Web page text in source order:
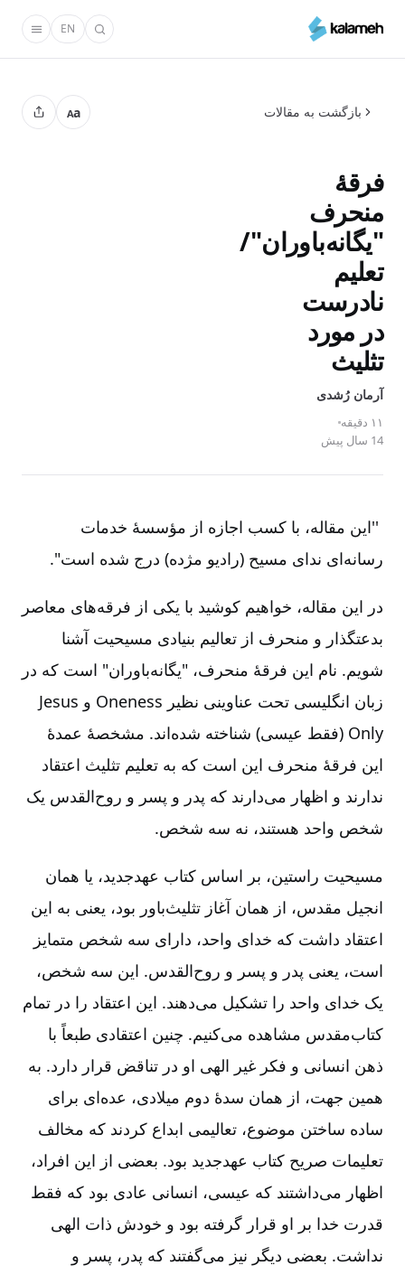
محتوای
EN
بازگشت به مقالات Aa
فرقۀ
منحرف
"يگانه‌‌باوران"/
تعليم
نادرست
در مورد
تثلیث
آرمان رُشدی
۱۱ دقیقه
14 سال پیش
''اين مقاله، با کسب اجازه از مؤسسۀ خدمات
رسانه‌‌ای ندای مسيح (راديو مژده) درج شده است".
در این مقاله، خواهیم کوشید با یکی از فرقه‌‌های معاصر
بدعتگذار و منحرف از تعاليم بنيادی مسيحيت آشنا
شویم. نام این فرقۀ منحرف، "يگانه‌‌باوران" است که در
زبان انگلیسی تحت عناوینی نظیر Oneness و Jesus
Only (فقط عیسی) شناخته شده‌‌اند. مشخصۀ عمدۀ
این فرقۀ منحرف این است که به تعلیم تثلیث اعتقاد
ندارند و اظهار می‌‌دارند که پدر و پسر و روح‌‌القدس یک
شخص واحد هستند، نه سه شخص.
مسیحیت راستین، بر اساس کتاب عهدجدید، یا همان
انجیل مقدس، از همان آغاز تثلیث‌باور بود، یعنی به این
اعتقاد داشت که خدای واحد، دارای سه شخص متمایز
است، یعنی پدر و پسر و روح‌‌القدس. این سه شخص،
یک خدای واحد را تشکیل می‌‌دهند. این اعتقاد را در تمام
کتاب‌‌مقدس مشاهده می‌‌کنیم. چنین اعتقادی طبعاً با
ذهن انسانی و فکر غیر الهی او در تناقض قرار دارد. به
همین جهت، از همان سدۀ دوم میلادی، عده‌‌ای برای
ساده ساختن موضوع، تعالیمی ابداع کردند که مخالف
تعلیمات صریح کتاب عهدجدید بود. بعضی از این افراد،
اظهار می‌‌داشتند که عیسی، انسانی عادی بود که فقط
قدرت خدا بر او قرار گرفته بود و خودش ذات الهی
نداشت. بعضی دیگر نیز می‌‌گفتند که پدر، پسر و